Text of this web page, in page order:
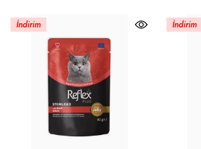
İndirim İndirim